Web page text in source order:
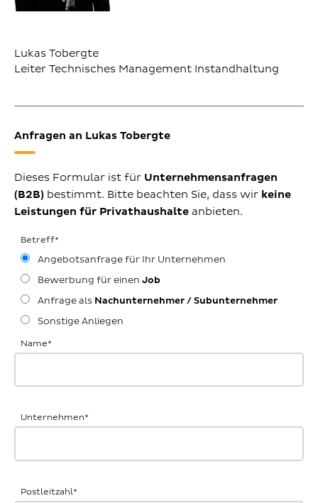
Lukas Tobergte
Leiter Technisches Management Instandhaltung
Anfragen an Lukas Tobergte
Dieses Formular ist für Unternehmensanfragen
(B2B) bestimmt. Bitte beachten Sie, dass wir keine
Leistungen für Privathaushalte anbieten.
Betreff*
Angebotsanfrage für Ihr Unternehmen
Bewerbung für einen Job
Anfrage als Nachunternehmer / Subunternehmer
Sonstige Anliegen
Name*
Unternehmen*
Postleitzahl*